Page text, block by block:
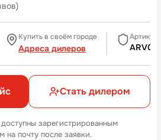
Артикул
Купить в своём городе
Адреса дилеров
Стать дилером
зарегистрированным
почту после заявки.